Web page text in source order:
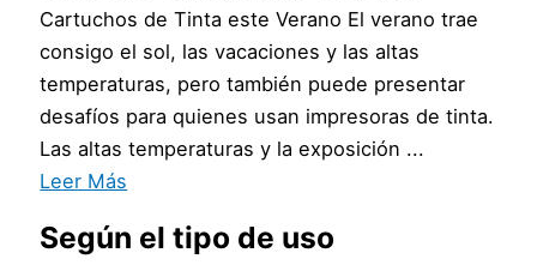
Cartuchos de Tinta este Verano El verano trae
consigo el sol, las vacaciones y las altas
temperaturas, pero también puede presentar
desafíos para quienes usan impresoras de tinta.
Las altas temperaturas y la exposición ...
Leer Más
Según el tipo de uso